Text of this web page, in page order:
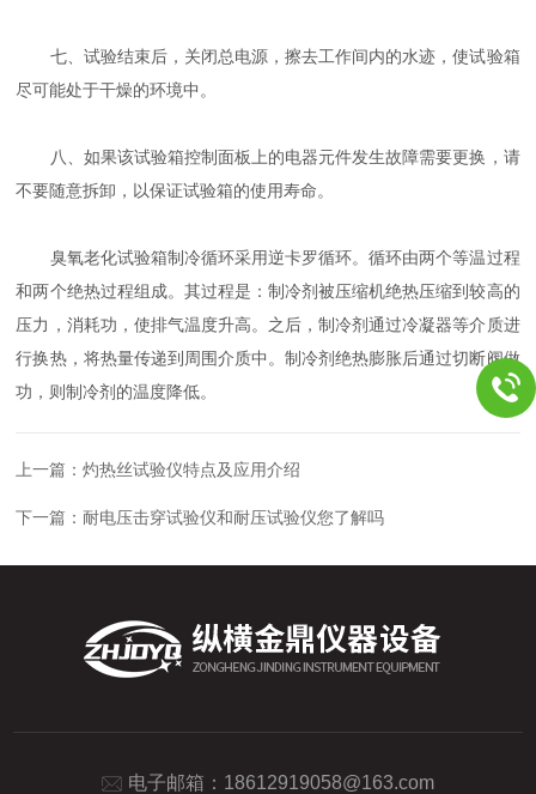
七、试验结束后，关闭总电源，擦去工作间内的水迹，使试验箱
尽可能处于干燥的环境中。
八、如果该试验箱控制面板上的电器元件发生故障需要更换，请
不要随意拆卸，以保证试验箱的使用寿命。
臭氧老化试验箱制冷循环采用逆卡罗循环。循环由两个等温过程
和两个绝热过程组成。其过程是：制冷剂被压缩机绝热压缩到较高的
压力，消耗功，使排气温度升高。之后，制冷剂通过冷凝器等介质进
行换热，将热量传递到周围介质中。制冷剂绝热膨胀后通过切断阀做
功，则制冷剂的温度降低。
上一篇：灼热丝试验仪特点及应用介绍
下一篇： 耐电压击穿试验仪和耐压试验仪您了解吗
电子邮箱： 18612919058@163.com